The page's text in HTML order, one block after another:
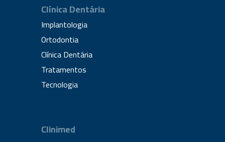
Clínica Dentária
Implantologia
Ortodontia
Clínica Dentária
Tratamentos
Tecnologia
Clinimed